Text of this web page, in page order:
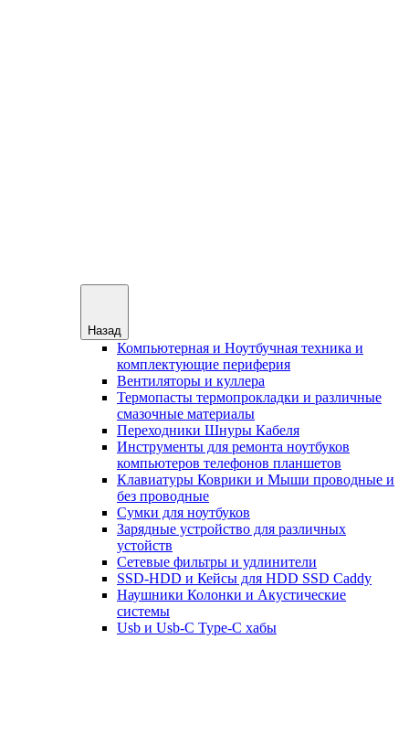
Назад
Компьютерная и Ноутбучная техника и
комплектующие периферия
Вентиляторы и куллера
Термопасты термопрокладки и различные
смазочные материалы
Переходники Шнуры Кабеля
Инструменты для ремонта ноутбуков
компьютеров телефонов планшетов
Клавиатуры Коврики и Мыши проводные и
без проводные
Сумки для ноутбуков
Зарядные устройство для различных
устойств
Сетевые фильтры и удлинители
SSD-HDD и Кейсы для HDD SSD Caddy
Наушники Колонки и Акустические
системы
Usb и Usb-C Type-C хабы